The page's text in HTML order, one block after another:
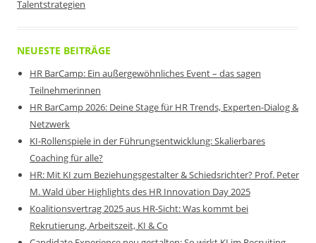
Talentstrategien
NEUESTE BEITRÄGE
HR BarCamp: Ein außergewöhnliches Event – das sagen
Teilnehmerinnen
HR BarCamp 2026: Deine Stage für HR Trends, Experten-Dialog &
Netzwerk
KI-Rollenspiele in der Führungsentwicklung: Skalierbares
Coaching für alle?
HR: Mit KI zum Beziehungsgestalter & Schiedsrichter? Prof. Peter
M. Wald über Highlights des HR Innovation Day 2025
Koalitionsvertrag 2025 aus HR-Sicht: Was kommt bei
Rekrutierung, Arbeitszeit, KI & Co